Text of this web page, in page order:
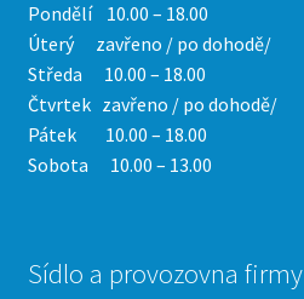
Pondělí 10.00 – 18.00
Úterý zavřeno / po dohodě/
Středa 10.00 – 18.00
Čtvrtek zavřeno / po dohodě/
Pátek 10.00 – 18.00
Sobota 10.00 – 13.00
Sídlo a provozovna firmy